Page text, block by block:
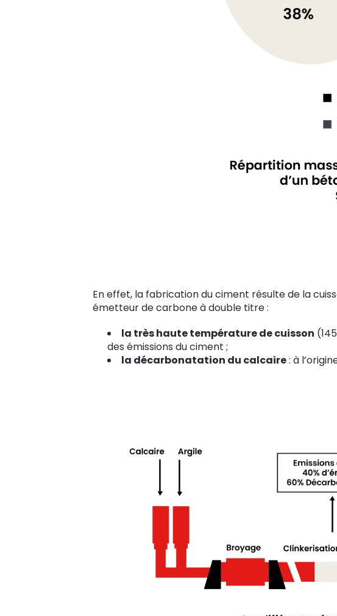
En effet, la fabrication du ciment résulte de la
émetteur de carbone à double titre :
la très haute température de cuisson
des émissions du ciment ;
la décarbonatation du calcaire: à